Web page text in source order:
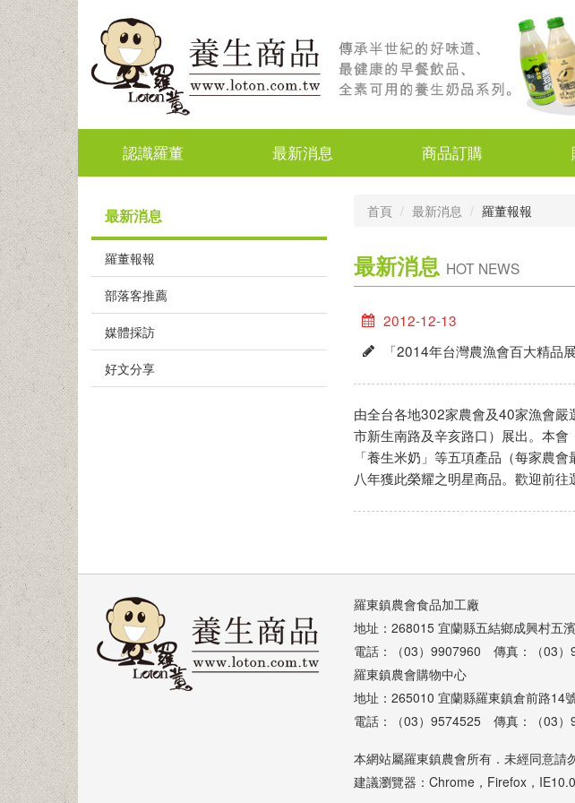
認識羅董 最新消息 商品訂購
最新消息
羅董報報
部落客推薦
媒體採訪
好文分享
首頁 最新消息 羅董報報
最新消息 HOT NEWS
2012-12-13
「2014年台灣農漁會百大精品
由全台各地302家農會及40家漁會
市新生南路及辛亥路口）展出。本會
「養生米奶」等五項產品（每家農
八年獲此榮耀之明星商品。歡迎前往
羅東鎮農會食品加工廠
地址：268015 宜蘭縣五結鄉成興村五
電話：（03）9907960 傳真：（03）
羅東鎮農會購物中心
地址：265010 宜蘭縣羅東鎮倉前路14
電話：（03）9574525 傳真：（03）
本網站屬羅東鎮農會所有．未經同意請
建議瀏覽器：Chrome，Firefox，